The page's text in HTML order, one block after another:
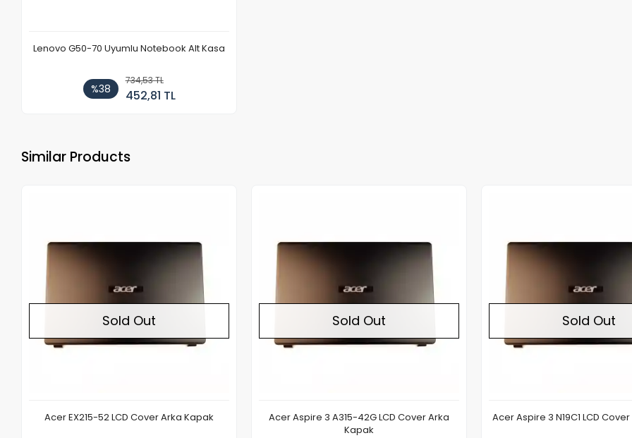
Lenovo G50-70 Uyumlu Notebook Alt Kasa
%38
734,53 TL
452,81 TL
Similar Products
Sold Out
Acer EX215-52 LCD Cover Arka Kapak
Sold Out
Acer Aspire 3 A315-42G LCD Cover Arka
Kapak
Sold Out
Acer Aspire 3 N19C1 LCD